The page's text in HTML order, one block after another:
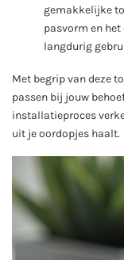
gemakkelijke
pasvorm en
langdurig
Met begrip van deze
passen bij jouw
installatieproces
uit je oordopjes haalt.